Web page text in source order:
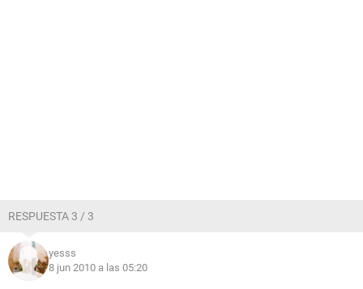
RESPUESTA 3 / 3
yesss
8 jun 2010 a las 05:20